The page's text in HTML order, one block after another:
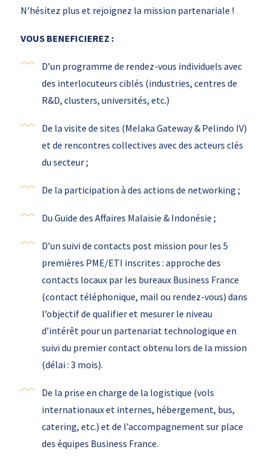
N’hésitez plus et rejoignez la mission partenariale !
VOUS BENEFICIEREZ :
D’un programme de rendez-vous individuels avec
des interlocuteurs ciblés (industries, centres de
R&D, clusters, universités, etc.)
De la visite de sites (Melaka Gateway & Pelindo IV)
et de rencontres collectives avec des acteurs clés
du secteur ;
De la participation à des actions de networking ;
Du Guide des Affaires Malaisie & Indonésie ;
D’un suivi de contacts post mission pour les 5
premières PME/ETI inscrites : approche des
contacts locaux par les bureaux Business France
(contact téléphonique, mail ou rendez-vous) dans
l’objectif de qualifier et mesurer le niveau
d’intérêt pour un partenariat technologique en
suivi du premier contact obtenu lors de la mission
(délai : 3 mois).
De la prise en charge de la logistique (vols
internationaux et internes, hébergement, bus,
catering, etc.) et de l’accompagnement sur place
des équipes Business France.